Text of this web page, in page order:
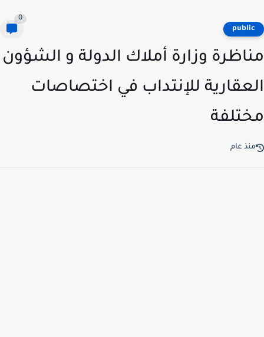
وزارة أملاك الدولة و الشؤون
للإنتداب في اختصاصات
عام